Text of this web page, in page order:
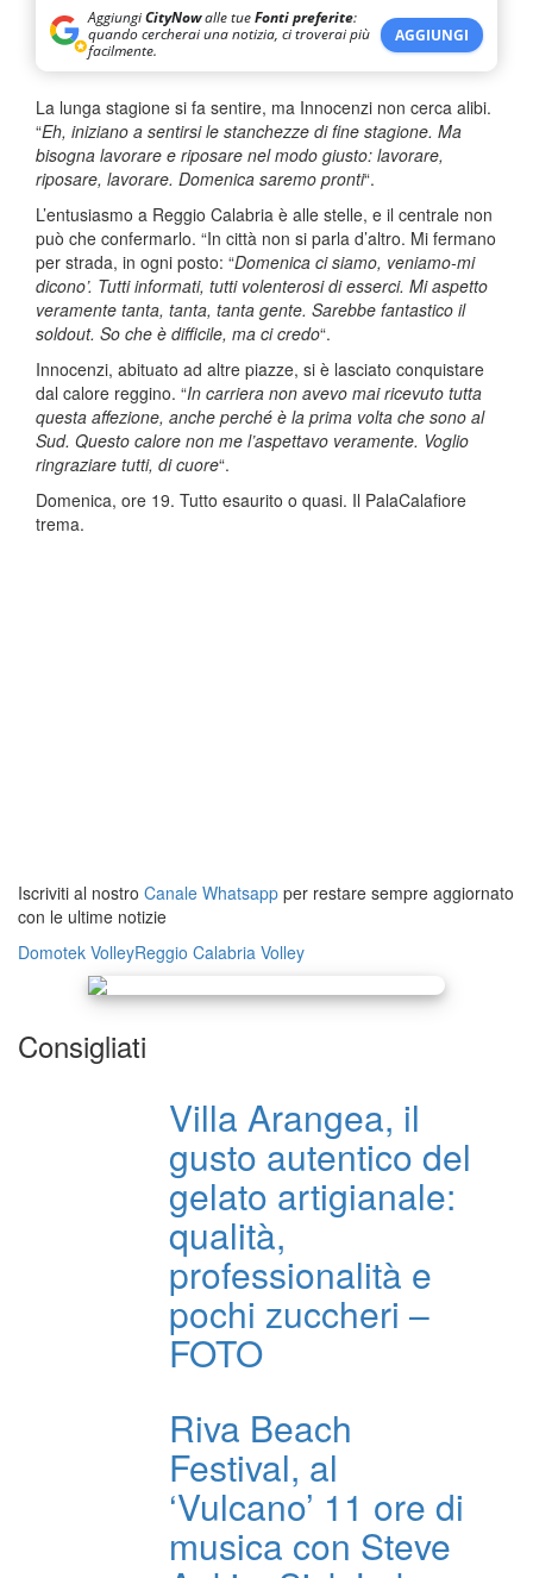
AggiungiCityNowalle tueFonti preferite:
quando cercherai una notizia, ci troverai più
facilmente.
AGGIUNGI
La lunga stagione si fa sentire, ma Innocenzi non cerca alibi.
“Eh, iniziano a sentirsi le stanchezze di fine stagione. Ma
bisogna lavorare e riposare nel modo giusto: lavorare,
riposare, lavorare. Domenica saremo pronti“.
L’entusiasmo a Reggio Calabria è alle stelle, e il centrale non
può che confermarlo. “In città non si parla d’altro. Mi fermano
per strada, in ogni posto: “Domenica ci siamo, veniamo-mi
dicono’. Tutti informati, tutti volenterosi di esserci. Mi aspetto
veramente tanta, tanta, tanta gente. Sarebbe fantastico il
soldout. So che è difficile, ma ci credo“.
Innocenzi, abituato ad altre piazze, si è lasciato conquistare
dal calore reggino. “In carriera non avevo mai ricevuto tutta
questa affezione, anche perché è la prima volta che sono al
Sud. Questo calore non me l’aspettavo veramente. Voglio
ringraziare tutti, di cuore“.
Domenica, ore 19. Tutto esaurito o quasi. Il PalaCalafiore
trema.
Iscriviti al nostro Canale Whatsapp per restare sempre aggiornato
con le ultime notizie
Domotek VolleyReggio Calabria Volley
Consigliati
Villa Arangea, il
gusto autentico del
gelato artigianale:
qualità,
professionalità e
pochi zuccheri –
FOTO
Riva Beach
Festival, al
‘Vulcano’ 11 ore di
musica con Steve